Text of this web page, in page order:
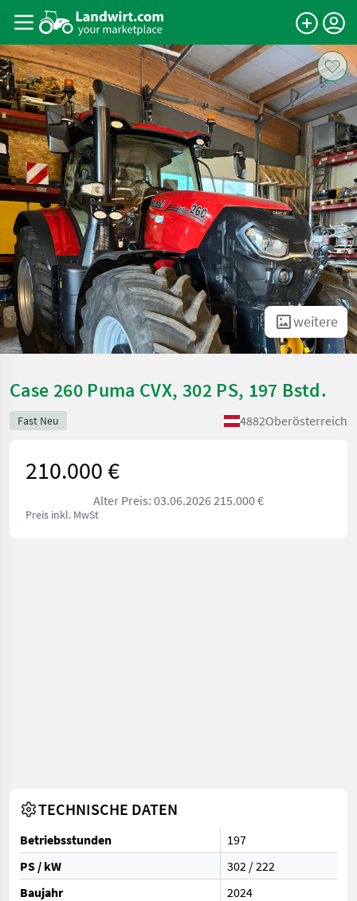
weitere
Case 260 Puma CVX, 302 PS, 197 Bstd.
Fast Neu 4882Oberösterreich
210.000 €
Alter Preis: 03.06.2026 215.000 €
Preis inkl. MwSt
TECHNISCHE DATEN
Betriebsstunden
197
PS / kW
302 / 222
Baujahr
2024